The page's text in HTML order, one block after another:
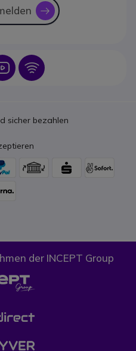
icon
Icon Icon
sicher bezahlen
der INCEPT Group